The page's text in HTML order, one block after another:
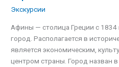
Экскурсии
Афины — столица Греции с
город. Располагается в
является экономическим,
центром страны. Город назван